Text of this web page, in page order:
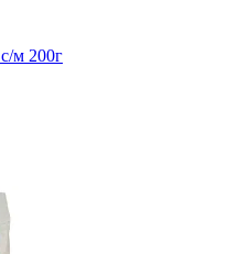
м 200г